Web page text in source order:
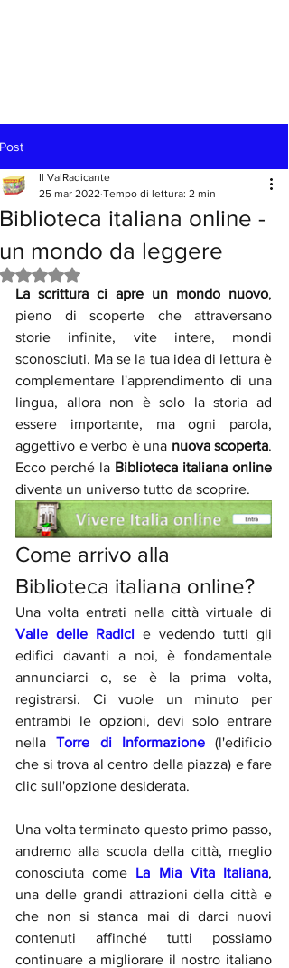
Post
Biblioteca italiana online -
un mondo da leggere
Il ValRadicante
25 mar 2022 Tempo di lettura: 2 min
Valutazione NaN stelle su 5.
La scrittura ci apre un mondo nuovo,
pieno di scoperte che attraversano
storie infinite, vite intere, mondi
sconosciuti. Ma se la tua idea di lettura è
complementare l'apprendimento di una
lingua, allora non è solo la storia ad
essere importante, ma ogni parola,
aggettivo e verbo è una nuova scoperta.
Ecco perché la Biblioteca italiana online
diventa un universo tutto da scoprire.
Come arrivo alla
Biblioteca italiana online?
Valle delle Radici e vedendo tutti gli
edifici davanti a noi, è fondamentale
annunciarci o, se è la prima volta,
registrarsi. Ci vuole un minuto per
entrambi le opzioni, devi solo entrare
nella Torre di Informazione (l'edificio
che si trova al centro della piazza) e fare
clic sull'opzione desiderata.
Una volta terminato questo primo passo,
andremo alla scuola della città, meglio
conosciuta come La Mia Vita Italiana,
una delle grandi attrazioni della città e
che non si stanca mai di darci nuovi
contenuti affinché tutti possiamo
continuare a migliorare il nostro italiano